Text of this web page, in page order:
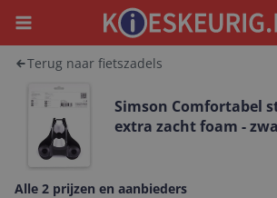
Menu
Terug naar fietszadels
Simson Comfortabel
extra zacht foam -
Alle 2 prijzen en aanbieders